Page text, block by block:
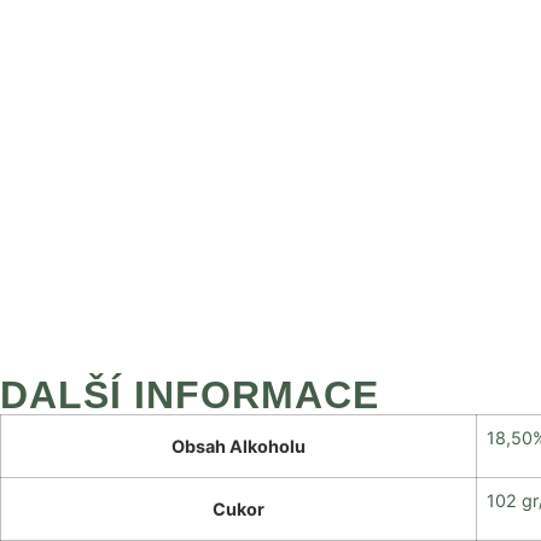
DALŠÍ INFORMACE
Obsah Alkoholu
Cukor 102